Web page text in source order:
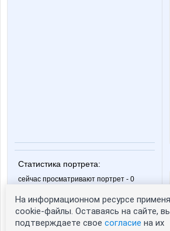
Статистика портрета:
сейчас просматривают портрет - 0
посетившие портрет за 7 дней - 0
На информационном ресурсе
cookie-файлы. Оставаясь на сайте,
подтверждаете свое согласие на их